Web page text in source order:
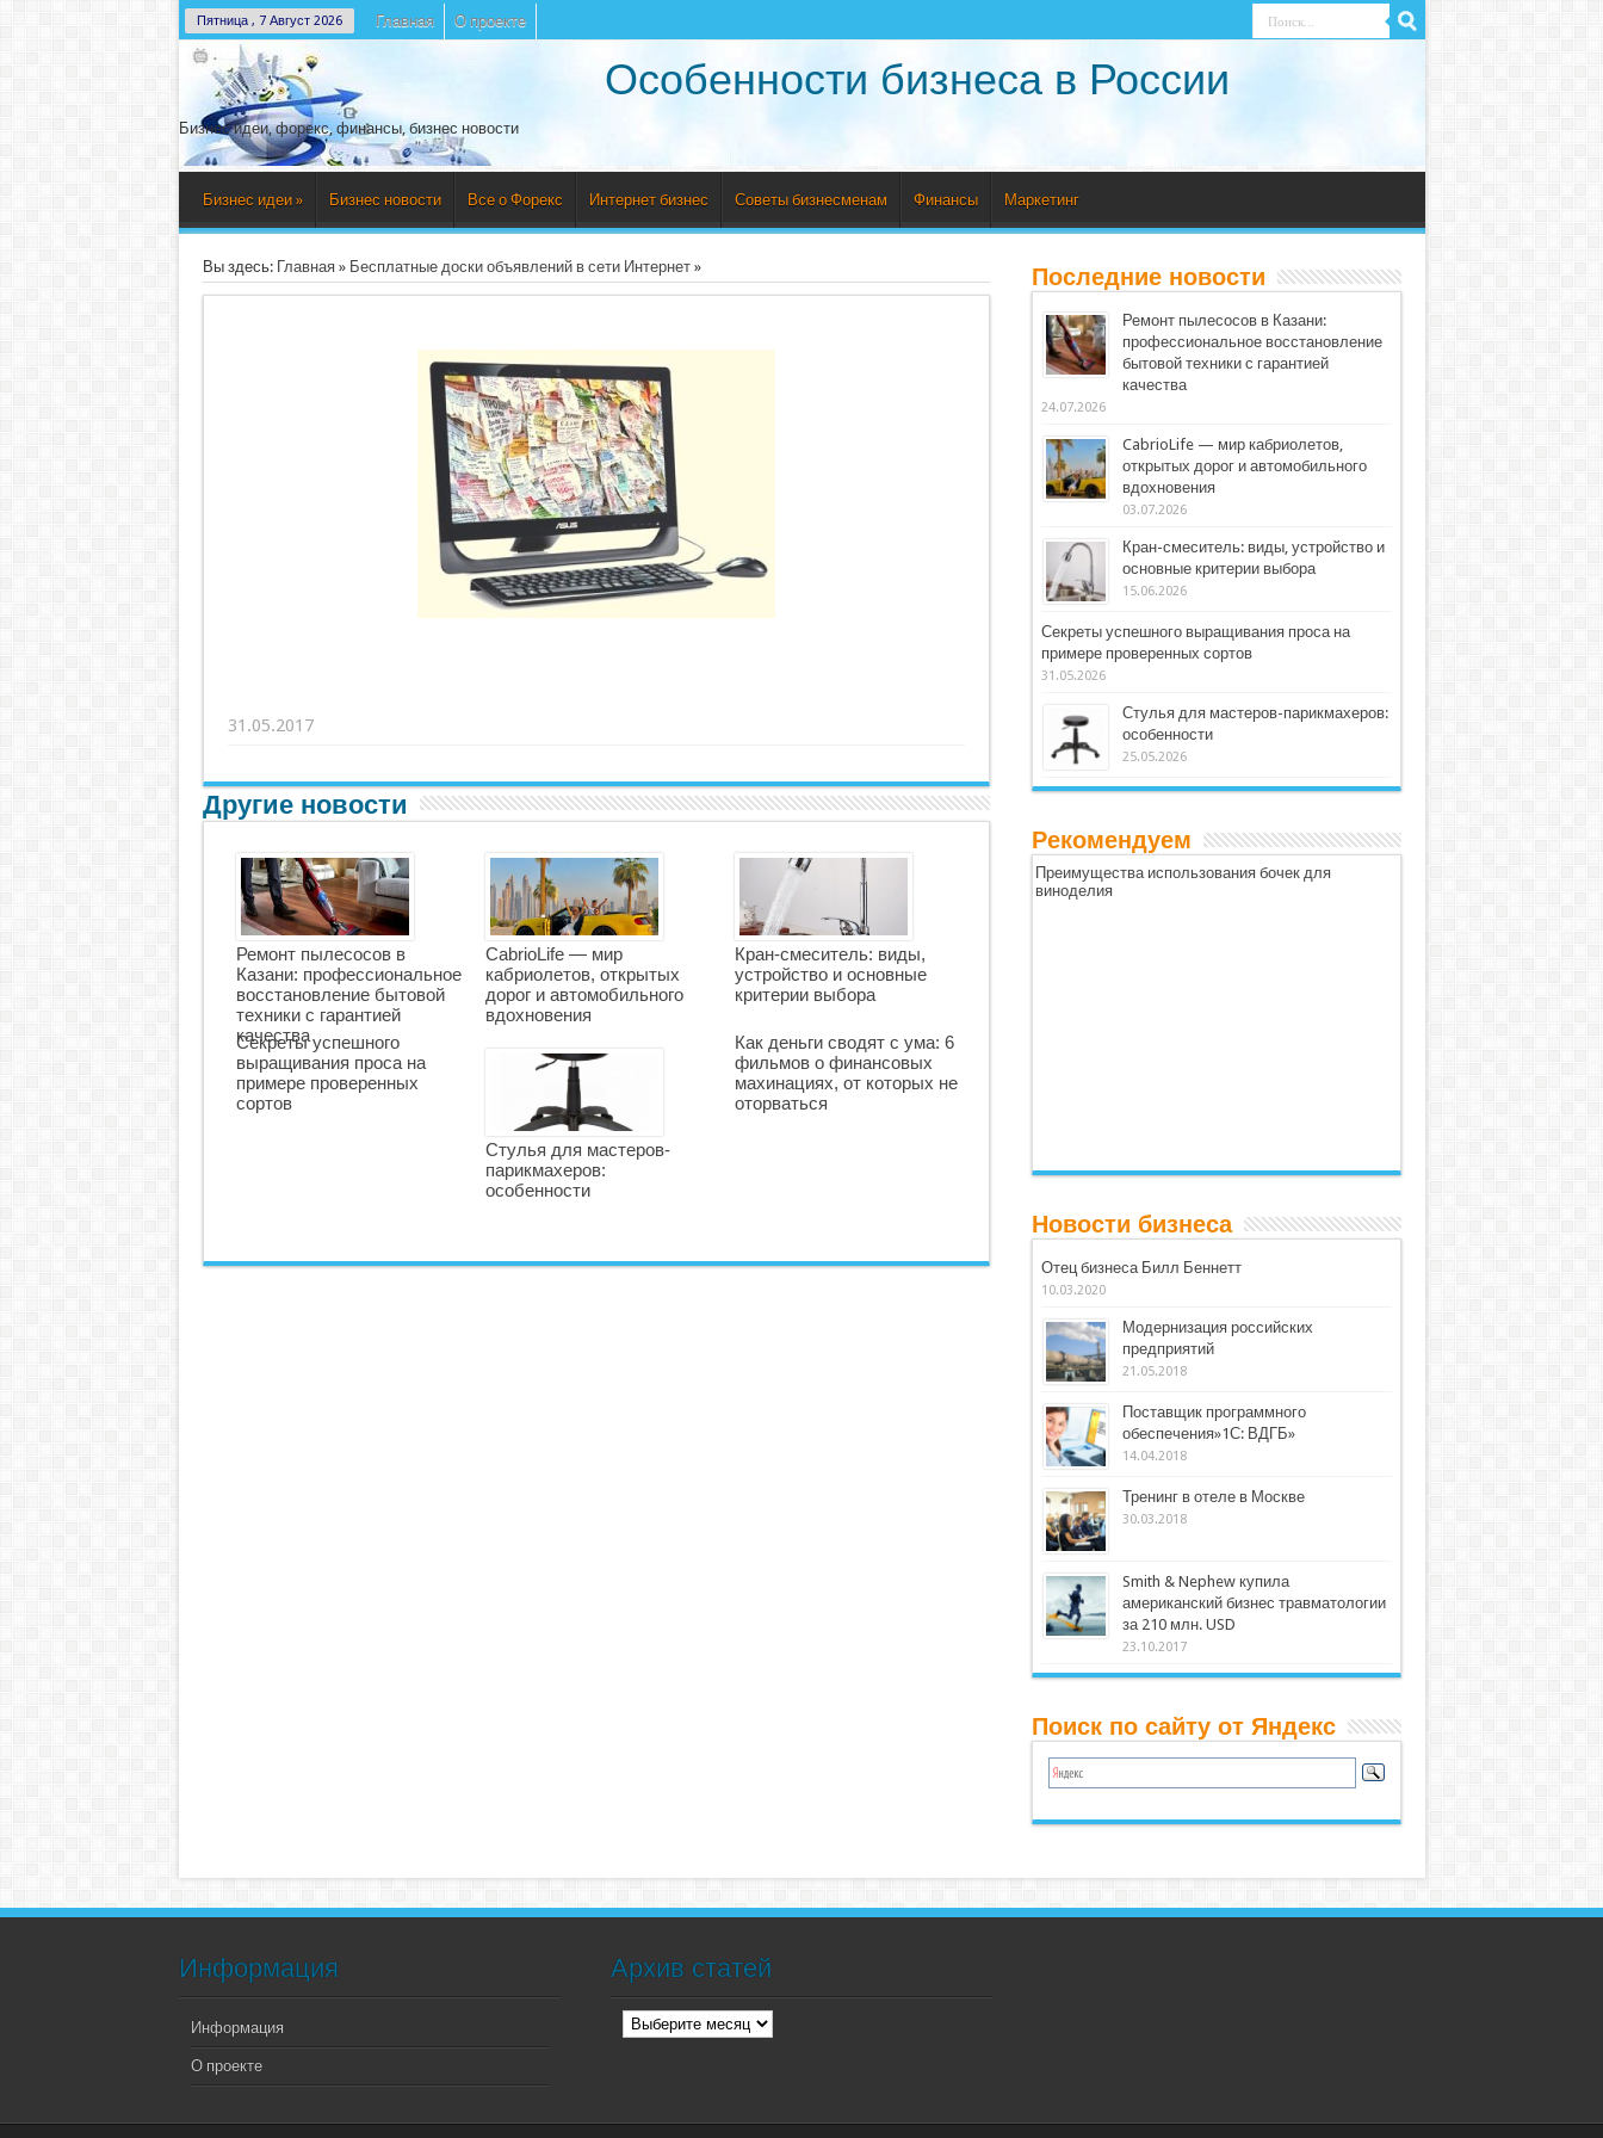
Пятница , 7 Август 2026 Главная О проекте
Особенности бизнеса в России
Бизнес идеи, форекс, финансы, бизнес новости
Бизнес идеи » Бизнес новости Все о Форекс Интернет бизнес Советы бизнесменам Финансы Маркетинг
Вы здесь: Главная» Бесплатные доски объявлений в сети Интернет»
31.05.2017
Другие новости
Ремонт пылесосов в
Казани: профессиональное
восстановление бытовой
техники с гарантией
качества
CabrioLife — мир
кабриолетов, открытых
дорог и автомобильного
вдохновения
Кран-смеситель: виды,
устройство и основные
критерии выбора
Секреты успешного
выращивания проса на
примере проверенных
сортов
Стулья для мастеров-
парикмахеров:
особенности
Как деньги сводят с ума: 6
фильмов о финансовых
махинациях, от которых не
оторваться
Последние новости
Ремонт пылесосов в Казани:
профессиональное восстановление
бытовой техники с гарантией
качества
24.07.2026
CabrioLife — мир кабриолетов,
открытых дорог и автомобильного
вдохновения
03.07.2026
Кран-смеситель: виды, устройство и
основные критерии выбора
15.06.2026
Секреты успешного выращивания проса на
примере проверенных сортов
31.05.2026
Стулья для мастеров-парикмахеров:
особенности
25.05.2026
Рекомендуем
Преимущества использования бочек для
виноделия
Новости бизнеса
Отец бизнеса Билл Беннетт
10.03.2020
Модернизация российских
предприятий
21.05.2018
Поставщик программного
обеспечения»1С: ВДГБ»
14.04.2018
Тренинг в отеле в Москве
30.03.2018
Smith & Nephew купила
американский бизнес травматологии
за 210 млн. USD
23.10.2017
Поиск по сайту от Яндекс
Информация
Информация
О проекте
Архив статей
Архив
статей